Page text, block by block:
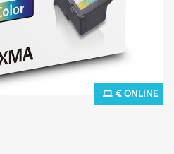
€ ONLINE